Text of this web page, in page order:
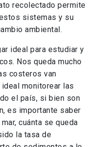
recolectado permite
sistemas y su
ambiental.
ideal para estudiar y
Nos queda mucho
costeros van
monitorear las
el país, si bien son
es importante saber
cuánta se queda
la tasa de